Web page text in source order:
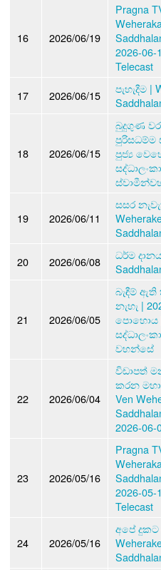
16 2026/06/19
Pragna
2026-06-
Telecast
17 2026/06/15
පැහැදීම |
18 2026/06/15
බුදුගුණ
පුරිසධම්ම
පුජ්‍ය
19 2026/06/11
සසර
20 2026/06/08
ධර්ම
21 2026/06/05
බැඳීම්
නැහැ |
පොහොය
වහන්සේ
22 2026/06/04
විඩාපත්
කරන
Ven
2026-06-
23 2026/05/16
Pragna
2026-05-
Telecast
24 2026/05/16
අපේ